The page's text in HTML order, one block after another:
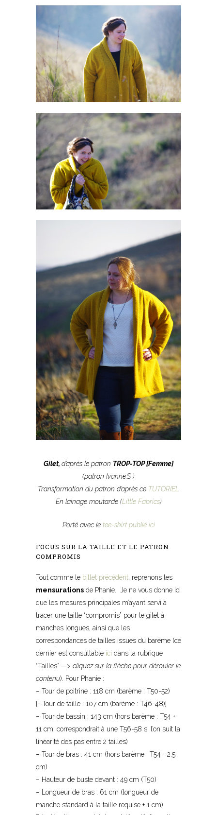
Gilet, d’après le patron TROP-TOP [Femme]
(patron Ivanne.S )
Transformation du patron d’après ce TUTORIEL
En lainage moutarde (Little Fabrics)
Porté avec le tee-shirt publié ici
FOCUS SUR LA TAILLE ET LE PATRON
COMPROMIS
Tout comme le billet précédent, reprenons les
mensurations de Phanie. Je ne vous donne ici
que les mesures principales m’ayant servi à
tracer une taille “compromis” pour le gilet à
manches longues, ainsi que les
correspondances de tailles issues du barème (ce
dernier est consultable ici dans la rubrique
“Tailles” —> cliquez sur la flèche pour dérouler le
contenu). Pour Phanie :
– Tour de poitrine : 118 cm (barème : T50-52)
[- Tour de taille : 107 cm (barème : T46-48)]
– Tour de bassin : 143 cm (hors barème : T54 +
11 cm, correspondrait à une T56-58 si l’on suit la
linéarité des pas entre 2 tailles)
– Tour de bras : 41 cm (hors barème : T54 + 2.5
cm)
– Hauteur de buste devant : 49 cm (T50)
– Longueur de bras : 61 cm (longueur de
manche standard à la taille requise + 1 cm)